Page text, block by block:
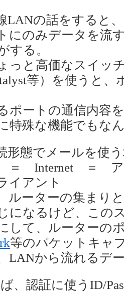
LANの話をすると
にのみデータを流
する。
っと高価なスイッ
等）を使うと
ポートの通信内容
特殊な機能でもな
形態でメールを使
＝ Internet ＝
アント
ルーターの集まり
になるけど、この
して、ルーターの
等のパケットキャ
LANから流れるデ
、認証に使うID/